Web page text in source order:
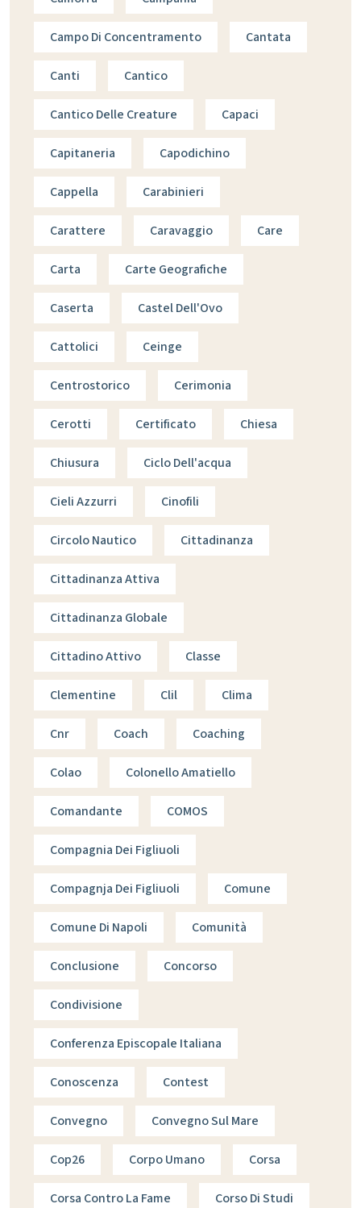
Campo Di Concentramento Cantata
Canti Cantico
Cantico Delle Creature Capaci
Capitaneria Capodichino
Cappella Carabinieri
Carattere Caravaggio Care
Carta Carte Geografiche
Caserta Castel Dell'Ovo
Cattolici Ceinge
Centrostorico Cerimonia
Cerotti Certificato Chiesa
Chiusura Ciclo Dell'acqua
Cieli Azzurri Cinofili
Circolo Nautico Cittadinanza
Cittadinanza Attiva
Cittadinanza Globale
Cittadino Attivo Classe
Clementine Clil Clima
Cnr Coach Coaching
Colao Colonello Amatiello
Comandante COMOS
Compagnia Dei Figliuoli
Compagnja Dei Figliuoli Comune
Comune Di Napoli Comunità
Conclusione Concorso
Condivisione
Conferenza Episcopale Italiana
Conoscenza Contest
Convegno Convegno Sul Mare
Cop26 Corpo Umano Corsa
Corsa Contro La Fame Corso Di Studi